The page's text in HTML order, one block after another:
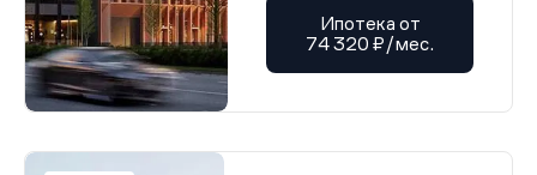
Ипотека от
74 320 ₽/мес.